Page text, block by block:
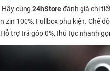
Hãy cùng 24hStoređánh giá chi
zin 100%, Fullbox phụ kiện. Chế
trợ trả góp 0%, thủ tục nhanh